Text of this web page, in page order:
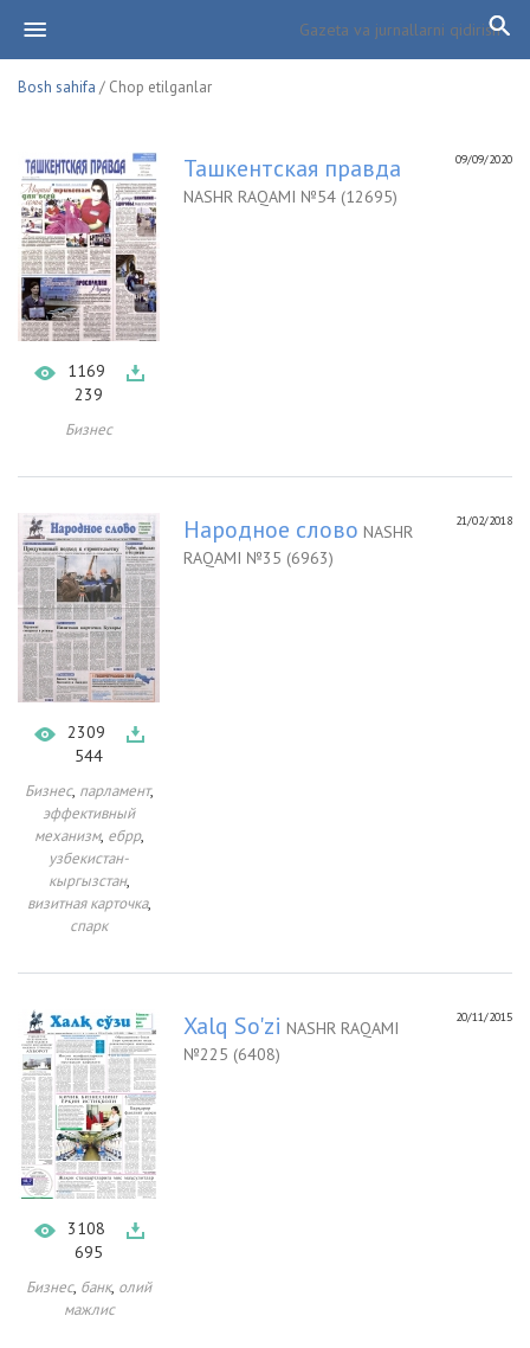
Bosh sahifa / Chop etilganlar
1169
239
Бизнес
09/09/2020
Ташкентская правда
NASHR RAQAMI №54 (12695)
2309
544
Бизнес, парламент,
эффективный
механизм, ебрр,
узбекистан-
кыргызстан,
визитная карточка,
спарк
21/02/2018
Народное слово NASHR
RAQAMI №35 (6963)
3108
695
Бизнес, банк, олий
мажлис
20/11/2015
Xalq So'zi NASHR RAQAMI
№225 (6408)